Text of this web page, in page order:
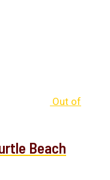
Out of
Beach